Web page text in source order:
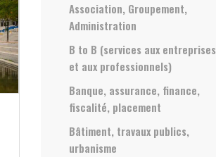
Association, Groupement,
Administration
B to B (services aux entreprises
et aux professionnels)
Banque, assurance, finance,
fiscalité, placement
Bâtiment, travaux publics,
urbanisme